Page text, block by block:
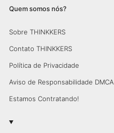
Quem somos nós?
Sobre THINKKERS
Contato THINKKERS
Política de Privacidade
Aviso de Responsabilidade DMCA
Estamos Contratando!